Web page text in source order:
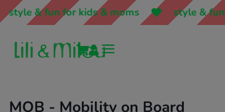
style & fun for kids & moms style &
a
MOB - Mobility on Board